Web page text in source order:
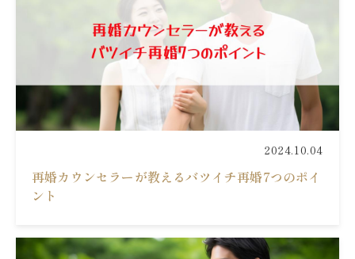
2024.10.04
再婚カウンセラーが教えるバツイチ再婚7つのポイ
ント